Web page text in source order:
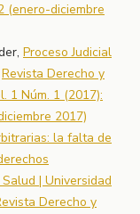
(enero-diciembre
Proceso Judicial
Revista Derecho y
1 Núm. 1 (2017):
2017)
la falta de
| Universidad
Derecho y